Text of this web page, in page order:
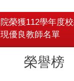
院榮獲112學年度
優良教師名單
榮譽榜